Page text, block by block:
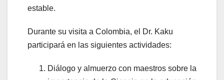
estable.
Durante su visita a Colombia, el Dr. Kaku
participará en las siguientes actividades:
Diálogo y almuerzo con maestros sobre la